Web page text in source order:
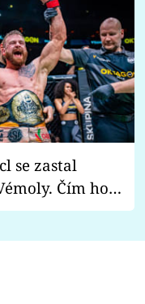
Čím ho